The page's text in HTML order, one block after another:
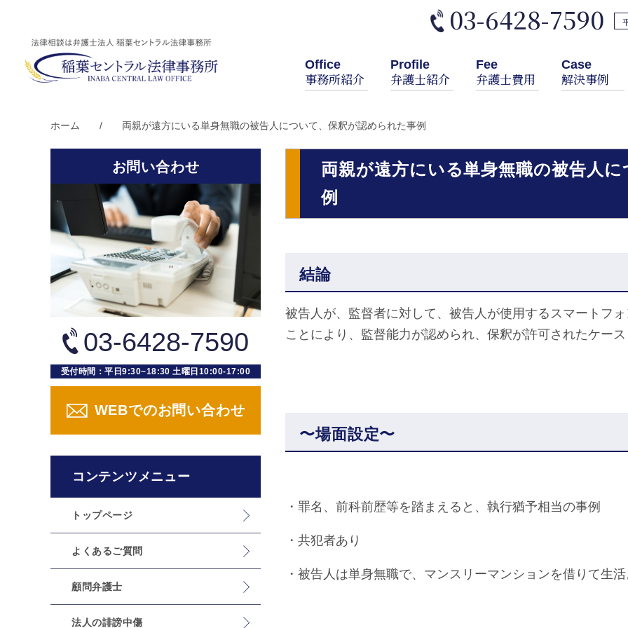
03-6428-7590
Office
事務所紹介
Profile
弁護士紹介
Fee
弁護士費用
Case
解決事例
ホーム / 両親が遠方にいる単身無職の被告人について、保釈が認められた事例
両親が遠方にいる単身無職の被告人
例
結論
被告人が、監督者に対して、被告人が使用するスマートフ
ことにより、監督能力が認められ、保釈が許可されたケース
〜場面設定〜
・罪名、前科前歴等を踏まえると、執行猶予相当の事例
・共犯者あり
・被告人は単身無職で、マンスリーマンションを借りて生
お問い合わせ
03-6428-7590
受付時間：平日9:30~18:30 土曜日10:00-17:00
WEBでのお問い合わせ
コンテンツメニュー
トップページ
よくあるご質問
顧問弁護士
法人の誹謗中傷